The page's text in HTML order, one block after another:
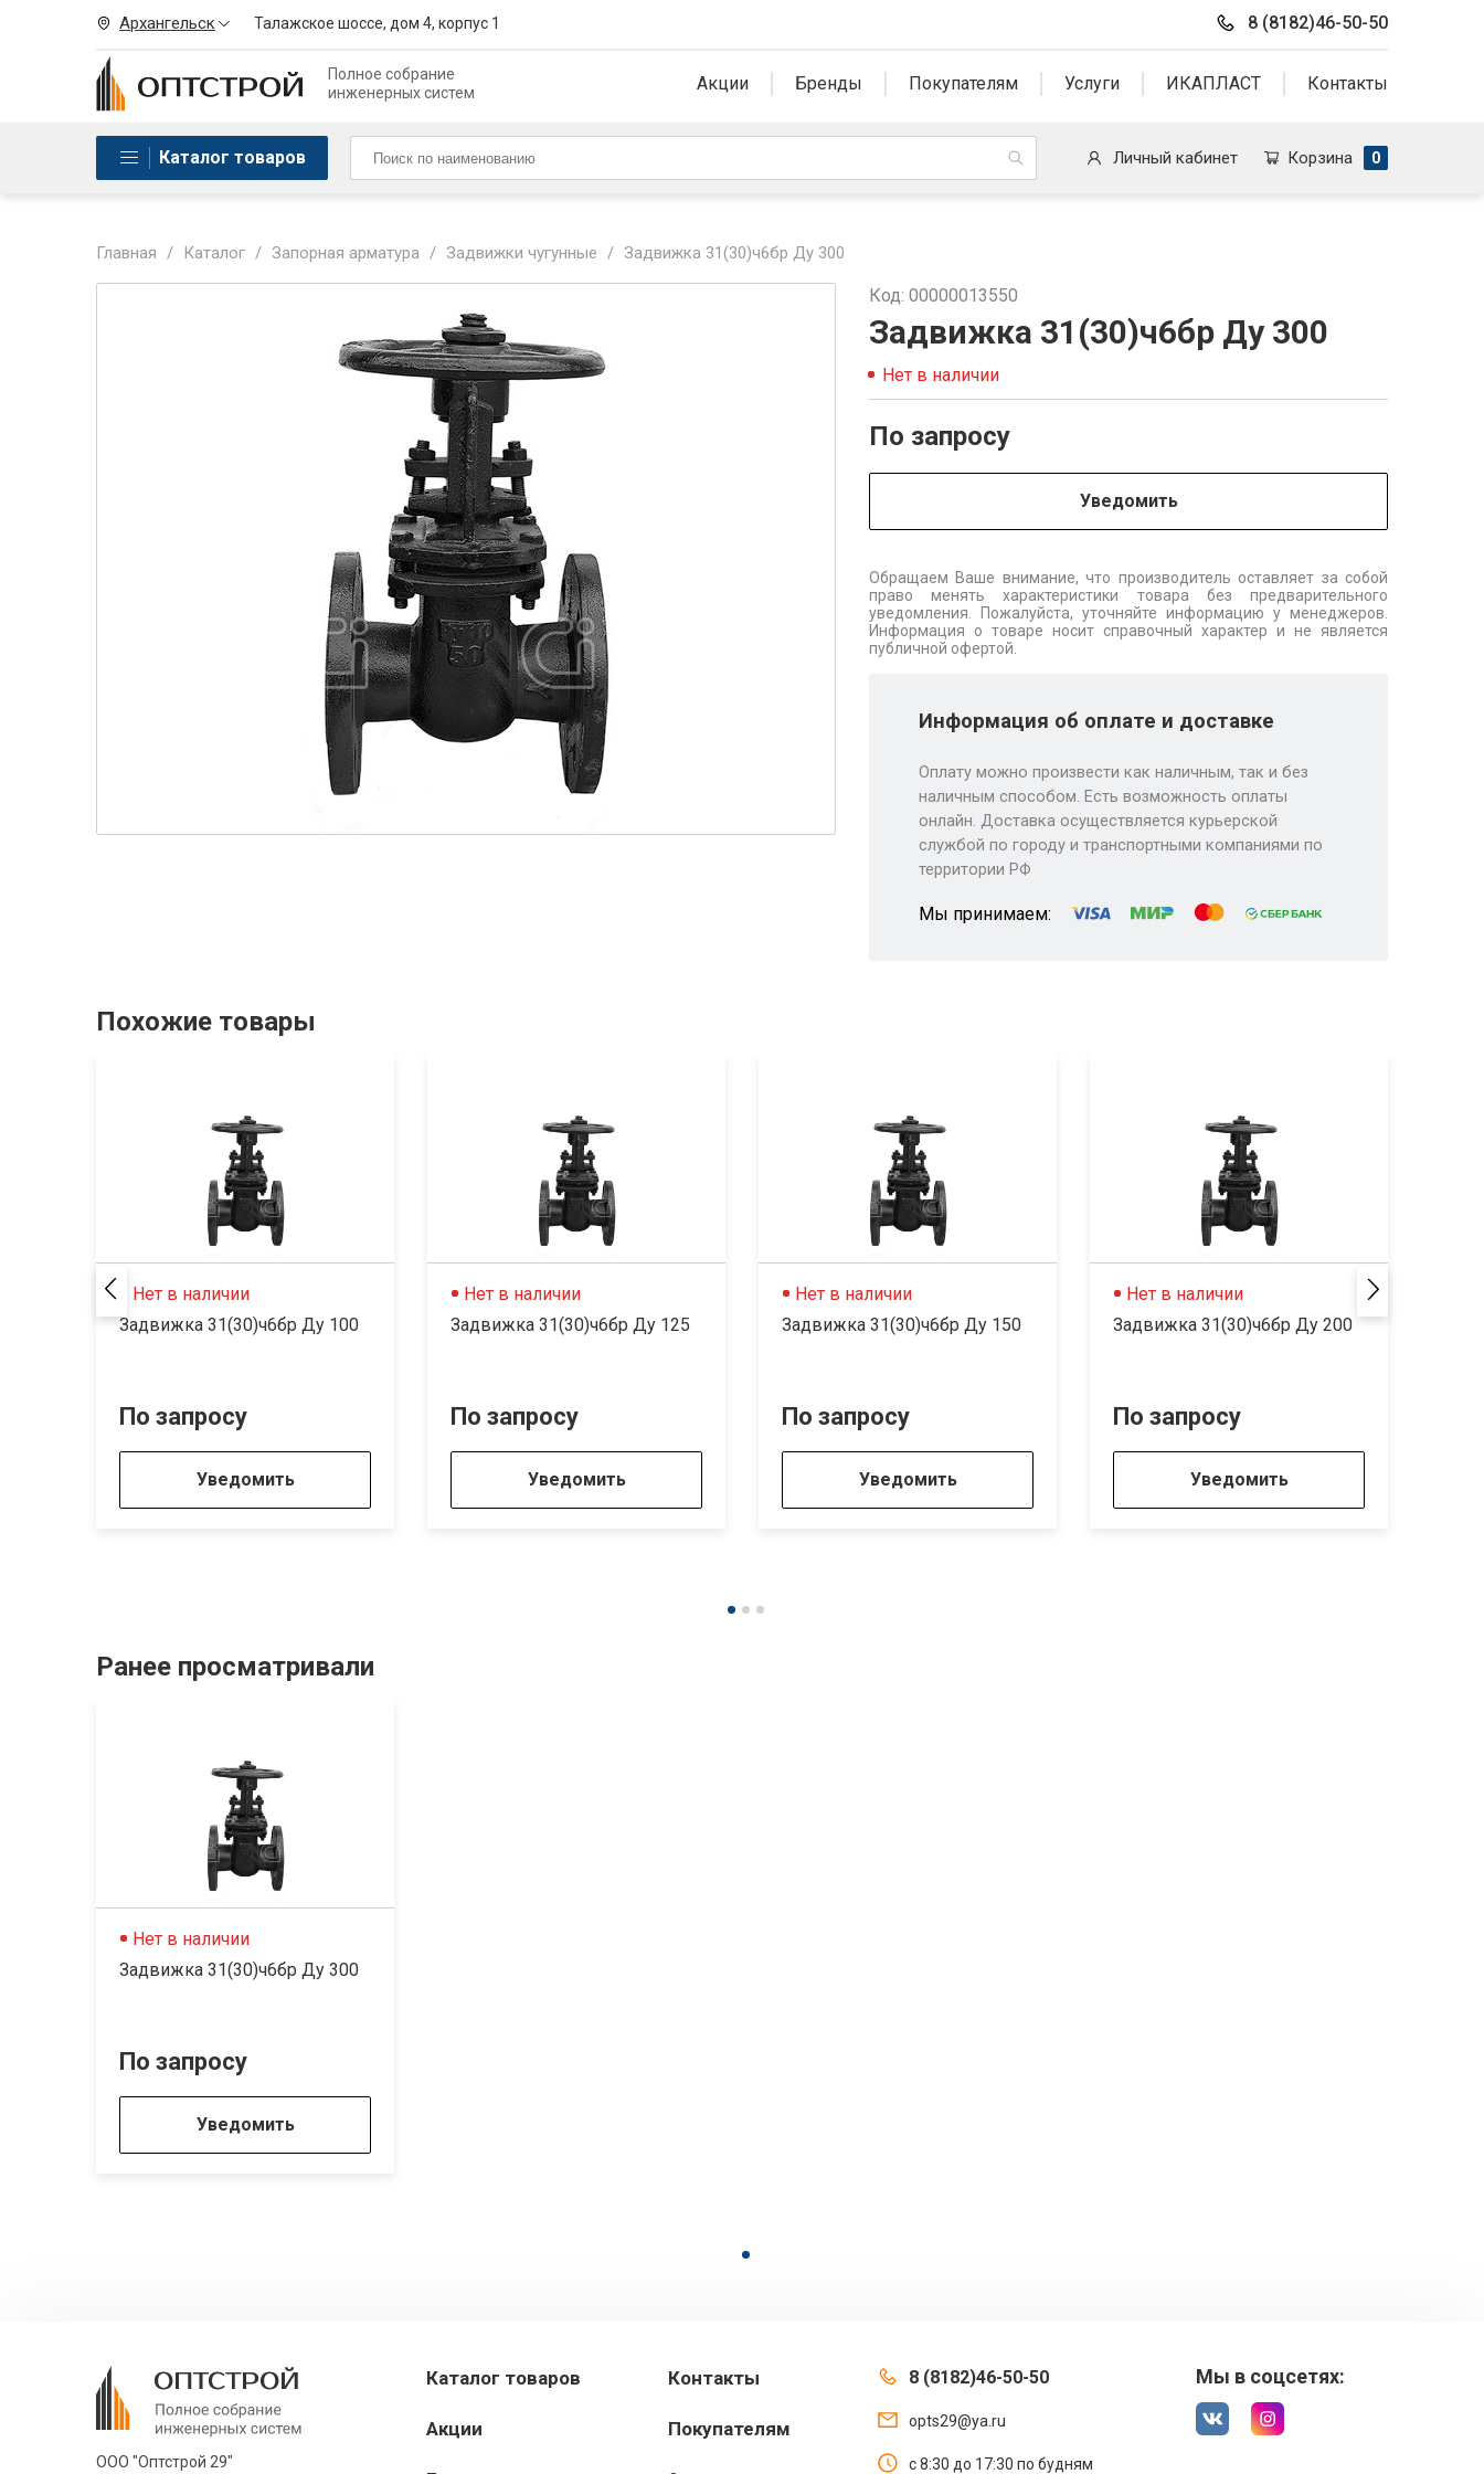
Архангельск Талажское шоссе, дом 4, корпус 1 8 (8182)46-50-50
Полное собрание
инженерных систем
Акции Бренды Покупателям Услуги ИКАПЛАСТ Контакты
Каталог товаров Личный кабинет Корзина 0
Главная / Каталог / Запорная арматура / Задвижки чугунные / Задвижка 31(30)ч6бр Ду 300
Код: 00000013550
Задвижка 31(30)ч6бр Ду 300
Нет в наличии
По запросу
Уведомить
Обращаем Ваше внимание, что производитель оставляет за собой
право менять характеристики товара без предварительного
уведомления. Пожалуйста, уточняйте информацию у менеджеров.
Информация о товаре носит справочный характер и не является
публичной офертой.
Информация об оплате и доставке
Оплату можно произвести как наличным, так и без
наличным способом. Есть возможность оплаты
онлайн. Доставка осуществляется курьерской
службой по городу и транспортными компаниями по
территории РФ
Мы принимаем:
Похожие товары
Нет в наличии
Задвижка 31(30)ч6бр Ду 100
По запросу
Уведомить
Нет в наличии
Задвижка 31(30)ч6бр Ду 125
По запросу
Уведомить
Нет в наличии
Задвижка 31(30)ч6бр Ду 150
По запросу
Уведомить
Нет в наличии
Задвижка 31(30)ч6бр Ду 200
По запросу
Уведомить
Ранее просматривали
Нет в наличии
Задвижка 31(30)ч6бр Ду 300
По запросу
Уведомить
ООО "Оптстрой 29"
Каталог товаров
Акции
Контакты
Покупателям
8 (8182)46-50-50
opts29@ya.ru
с 8:30 до 17:30 по будням
Мы в соцсетях: